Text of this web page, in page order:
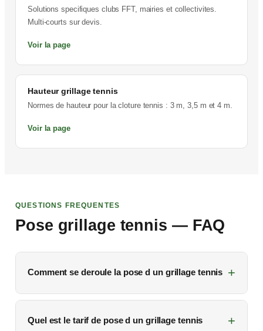
Solutions specifiques clubs FFT, mairies et collectivites.
Multi-courts sur devis.
Voir la page
Hauteur grillage tennis
Normes de hauteur pour la cloture tennis : 3 m, 3,5 m et 4 m.
Voir la page
QUESTIONS FREQUENTES
Pose grillage tennis — FAQ
Comment se deroule la pose d un grillage tennis
Quel est le tarif de pose d un grillage tennis